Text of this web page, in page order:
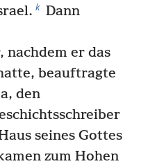
k Dann
nachdem er das
beauftragte
den
seines Gottes
zum Hohen